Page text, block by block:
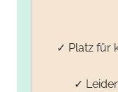
✓ Platz für
✓